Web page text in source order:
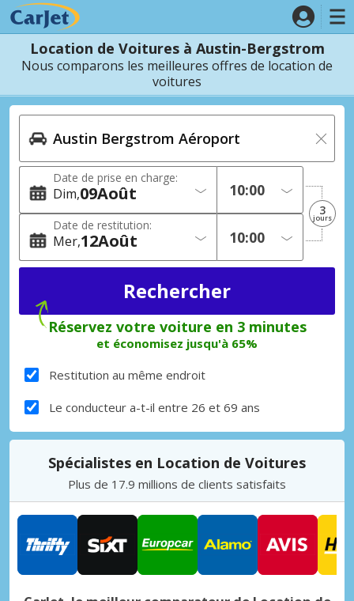
Location de Voitures à Austin-Bergstrom
Nous comparons les meilleures offres de location de
voitures
Date de prise en charge:
Dim 09Août
Date de restitution:
Mer 12Août
3
jours
Réservez votre voiture en 3 minutes
et économisez jusqu'à 65%
Restitution au même endroit
Le conducteur a-t-il entre 26 et 69 ans
Spécialistes en Location de Voitures
Plus de 17.9 millions de clients satisfaits